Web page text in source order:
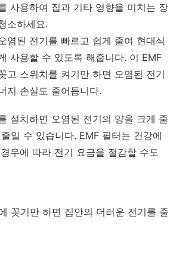
사용하여 집과 기타 영향을 미치는 장
소하세요.
염된 전기를 빠르고 쉽게 줄여 현대식
사용할 수 있도록 해줍니다. 이 EMF
고 스위치를 켜기만 하면 오염된 전기
지 손실도 줄어듭니다.
설치하면 오염된 전기의 양을 크게 줄
일 수 있습니다. EMF 필터는 건강에
우에 따라 전기 요금을 절감할 수도
꽂기만 하면 집안의 더러운 전기를 줄